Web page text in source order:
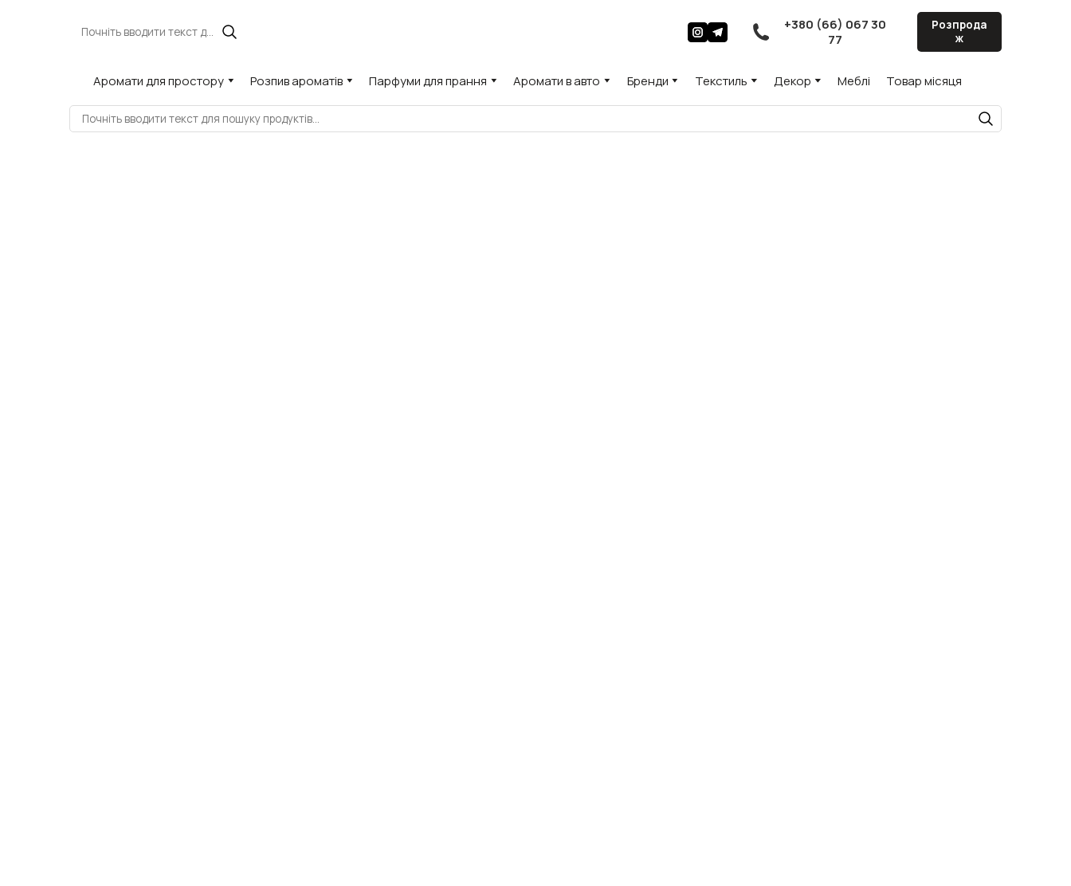
+380 (66) 067 30
77
Розпрода
ж
Аромати для простору Розпив ароматів Парфуми для прання Аромати в авто Бренди Текстиль Декор Меблі Товар місяця